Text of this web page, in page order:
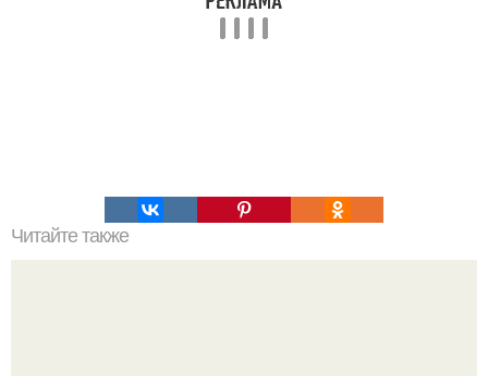
Читайте также